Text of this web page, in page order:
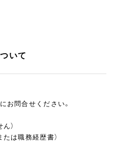
いて
お問合せください。
）
は職務経歴書）